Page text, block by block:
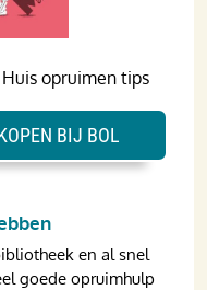
opruimen tips
en al snel
goede opruimhulp
BIJ BOL